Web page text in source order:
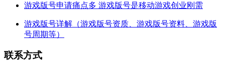
游戏版号申请痛点多 游戏版号是移动游戏创业刚需
游戏版号详解（游戏版号资质、游戏版号资料、游戏版
号周期等）
联系方式